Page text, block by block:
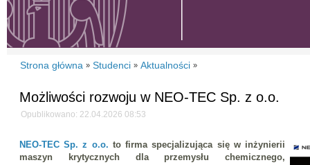
Strona główna » Studenci » Aktualności »
Możliwości rozwoju w NEO-TEC Sp. z o.o.
Opublikowano: 22.04.2026 08:53
NEO-TEC Sp. z o.o. to firma specjalizująca się w inżynierii
maszyn krytycznych dla przemysłu chemicznego,